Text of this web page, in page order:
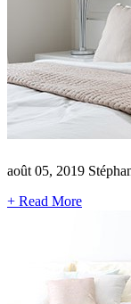
août 05, 2019
+ Read More